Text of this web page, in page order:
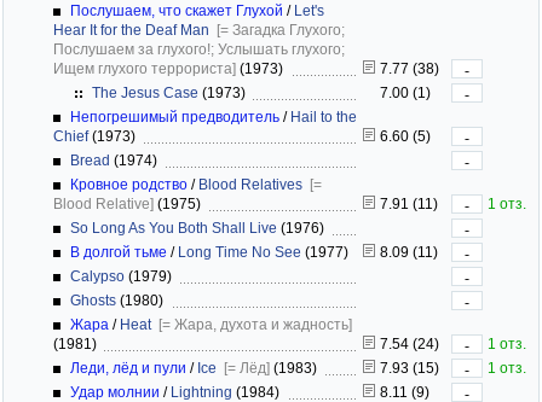
Послушаем, что скажет Глухой / Let's
Hear It for the Deaf Man [= Загадка Глухого;
Послушаем за глухого!; Услышать глухого;
Ищем глухого террориста] (1973) 7.77 (38)
-
The Jesus Case (1973) 7.00 (1)
-
Непогрешимый предводитель / Hail to the
Chief(1973) 6.60 (5)
-
Bread (1974)
-
Кровное родство / Blood Relatives [=
Blood Relative] (1975) 7.91 (11) -
1 отз.
So Long As You Both Shall Live (1976)
-
В долгой тьме / Long Time No See (1977) 8.09 (11)
-
Calypso (1979)
-
Ghosts (1980)
-
Жара / Heat [= Жара, духота и жадность]
(1981)
7.54 (24) -
1 отз.
Леди, лёд и пули / Ice [= Лёд] (1983) 7.93 (15) -
1 отз.
Удар молнии / Lightning (1984) 8.11 (9) -